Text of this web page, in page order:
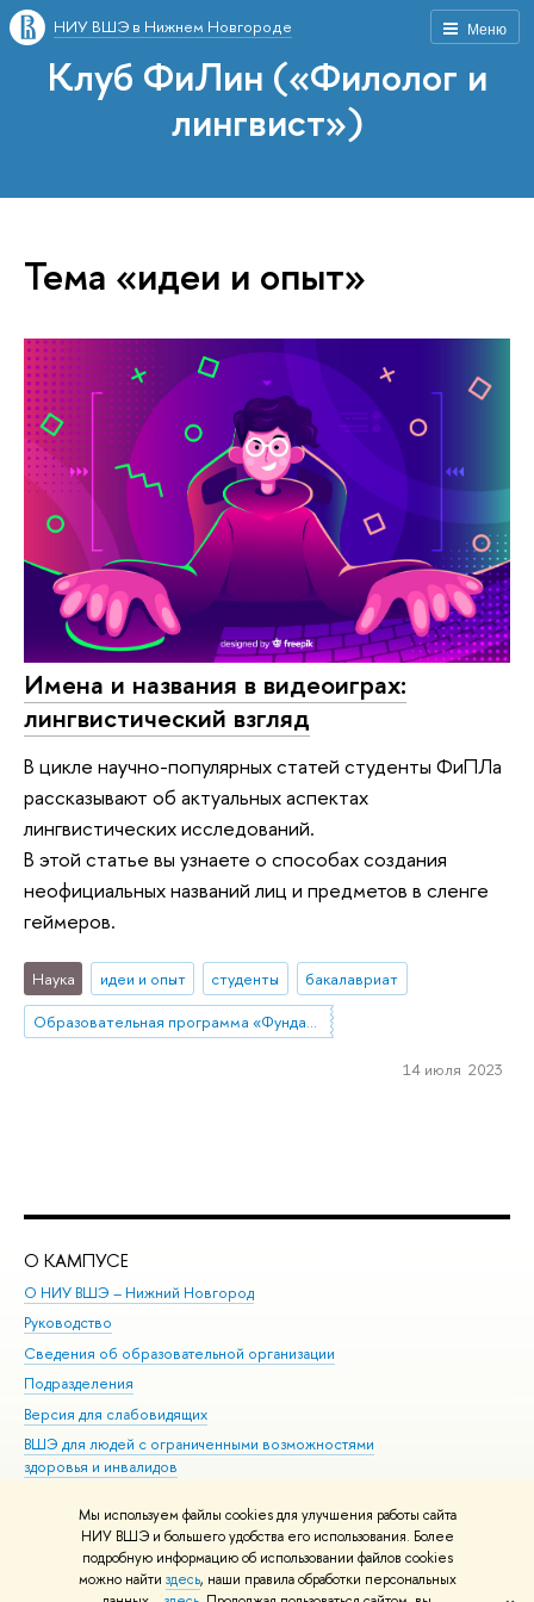
Мы используем файлы cookies для улучшения работы сайта
НИУ ВШЭ и большего удобства его использования. Более
подробную информацию об использовании файлов cookies
можно найти здесь, наши правила обработки персональных
Меню
НИУ ВШЭ в Нижнем Новгороде
Клуб ФиЛин («Филолог и
лингвист»)
Тема «идеи и опыт»
Имена и названия в видеоиграх:
лингвистический взгляд
В цикле научно-популярных статей студенты ФиПЛа
рассказывают об актуальных аспектах
лингвистических исследований.
В этой статье вы узнаете о способах создания
неофициальных названий лиц и предметов в сленге
геймеров.
Наука идеи и опыт студенты
бакалавриат
Образовательная программа «Фундаментальная и прикладная лингвистика»
14 июля 2023
О КАМПУСЕ
О НИУ ВШЭ – Нижний Новгород
Руководство
Сведения об образовательной организации
Подразделения
Версия для слабовидящих
ВШЭ для людей с ограниченными возможностями
здоровья и инвалидов